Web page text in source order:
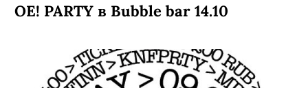
ОЕ! PARTY в Bubble bar 14.10